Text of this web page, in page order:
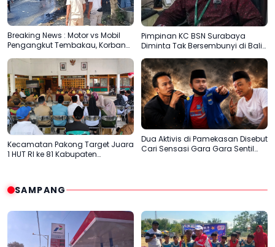
Breaking News : Motor vs Mobil
Pengangkut Tembakau, Korban
Pimpinan KC BSN Surabaya
Diminta Tak Bersembunyi di Balik
Dalih Aturan
Kecamatan Pakong Target Juara
1 HUT RI ke 81 Kabupaten
Dua Aktivis di Pamekasan Disebut
Cari Sensasi Gara Gara Sentil
SAMPANG